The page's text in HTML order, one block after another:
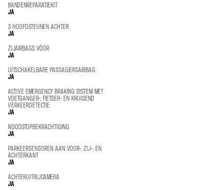
BANDENREPARATIEKIT
JA
3 HOOFDSTEUNEN ACHTER
JA
ZIJAIRBAGS VÓÓR
JA
UITSCHAKELBARE PASSAGIERSAIRBAG
JA
ACTIVE EMERGENCY BRAKING SYSTEM MET
VOETGANGER-, FIETSER- EN KRUISEND
VERKEERDETECTIE
JA
NOODSTOPBEKRACHTIGING
JA
PARKEERSENSOREN AAN VOOR-, ZIJ-, EN
ACHTERKANT
JA
ACHTERUITRIJCAMERA
JA